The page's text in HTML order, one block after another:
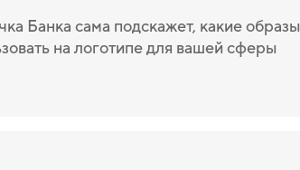
Банка сама подскажет, какие образы
на логотипе для вашей сферы